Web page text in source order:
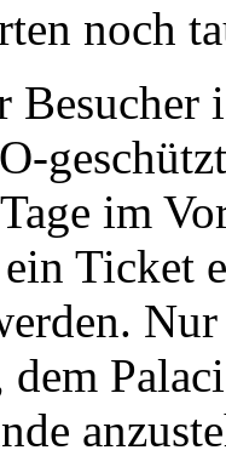
Besucher
im
Ticket
dem